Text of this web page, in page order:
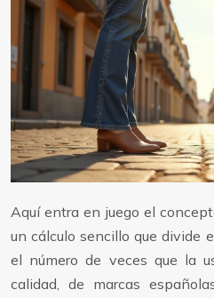
Aquí entra en juego el
un cálculo sencillo que divide
el número de veces que la
calidad, de marcas